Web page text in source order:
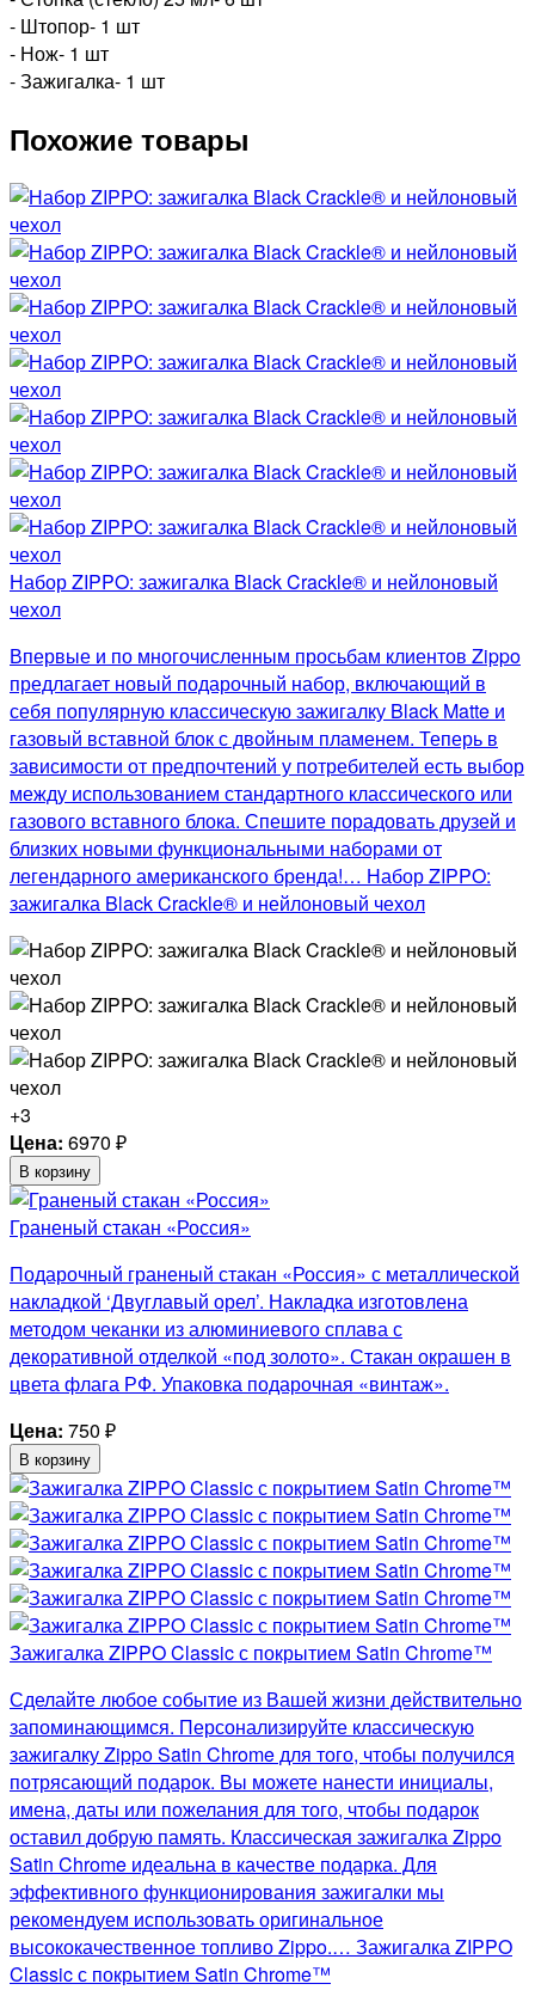
- Штопор- 1 шт
- Нож- 1 шт
- Зажигалка- 1 шт
Похожие товары
Набор ZIPPO: зажигалка Black Crackle® и нейлоновый
чехол
Впервые и по многочисленным просьбам клиентов Zippo
предлагает новый подарочный набор, включающий в
себя популярную классическую зажигалку Black Matte и
газовый вставной блок с двойным пламенем. Теперь в
зависимости от предпочтений у потребителей есть выбор
между использованием стандартного классического или
газового вставного блока. Спешите порадовать друзей и
близких новыми функциональными наборами от
легендарного американского бренда!… Набор ZIPPO:
зажигалка Black Crackle® и нейлоновый чехол
+3
Цена: 6970 ₽
В корзину
Граненый стакан «Россия»
Подарочный граненый стакан «Россия» с металлической
накладкой ‘Двуглавый орел’. Накладка изготовлена
методом чеканки из алюминиевого сплава с
декоративной отделкой «под золото». Стакан окрашен в
цвета флага РФ. Упаковка подарочная «винтаж».
Цена: 750 ₽
В корзину
Зажигалка ZIPPO Classic с покрытием Satin Chrome™
Сделайте любое событие из Вашей жизни действительно
запоминающимся. Персонализируйте классическую
зажигалку Zippo Satin Chrome для того, чтобы получился
потрясающий подарок. Вы можете нанести инициалы,
имена, даты или пожелания для того, чтобы подарок
оставил добрую память. Классическая зажигалка Zippo
Satin Chrome идеальна в качестве подарка. Для
эффективного функционирования зажигалки мы
рекомендуем использовать оригинальное
высококачественное топливо Zippo.… Зажигалка ZIPPO
Classic с покрытием Satin Chrome™